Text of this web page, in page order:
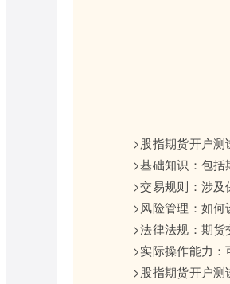
>股指期货开户测
>基础知识：包括
>交易规则：涉及
>风险管理：如何
>法律法规：期货
>实际操作能力：
>股指期货开户测